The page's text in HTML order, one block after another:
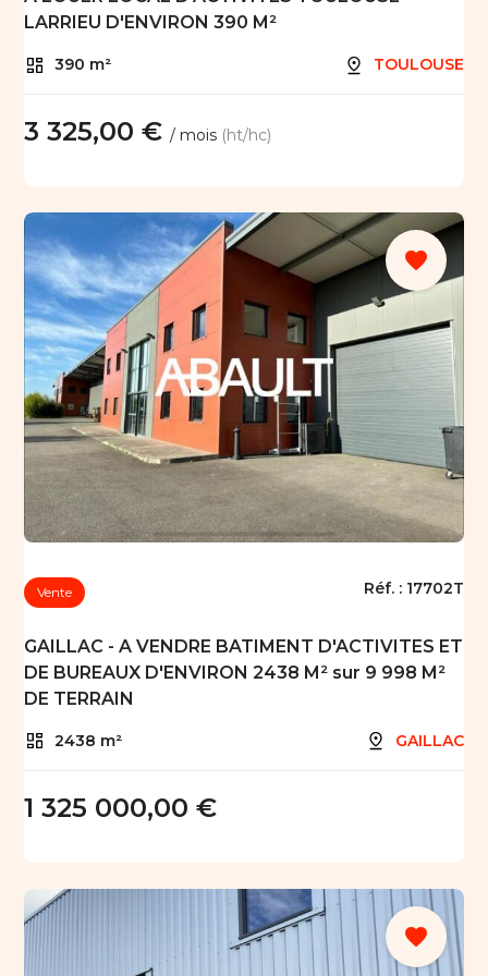
LARRIEU D'ENVIRON 390 M²
390 m² TOULOUSE
3 325,00 €/ mois (ht/hc)
favorite
Vente Réf. : 17702T
GAILLAC - A VENDRE BATIMENT D'ACTIVITES ET
DE BUREAUX D'ENVIRON 2438 M² sur 9 998 M²
DE TERRAIN
2438 m² GAILLAC
1 325 000,00 €
favorite